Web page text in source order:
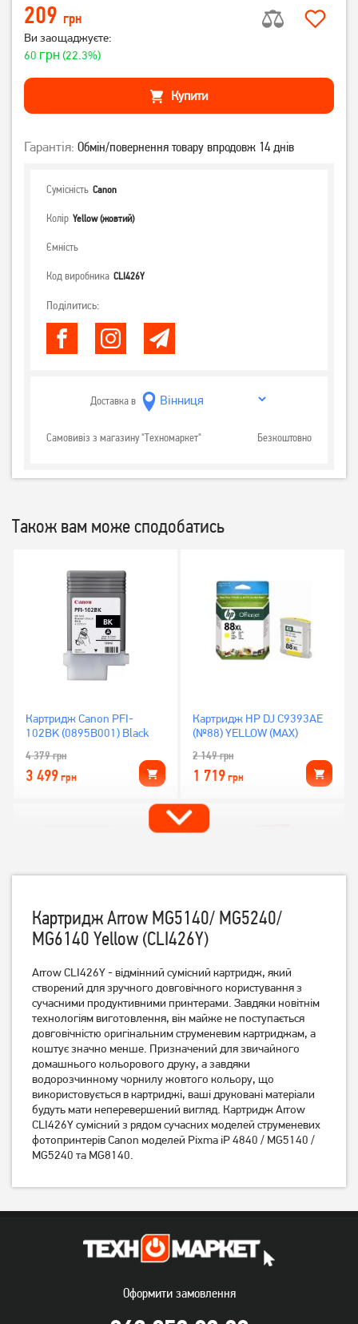
209 грн
Ви заощаджуєте:
60 грн(22.3%)
Купити
Гарантія: Обмін/повернення товару впродовж 14 днів
Сумісність Canon
Колір Yellow (жовтий)
Ємність
Код виробника CLI426Y
Поділитись:
Доставка в
Самовивіз з магазину "Техномаркет" Безкоштовно
Також вам може сподобатись
Картридж Canon PFI-
102BK (0895B001) Black
4 379грн
3 499грн
Картридж HP DJ C9393AE
(№88) YELLOW (MAX)
2 149грн
1 719грн
Картридж Canon CLI-521GY
(2937B001/2937B004)
829 грн
659грн
Картридж Canon PG-440
(5219B001)
1 129грн
899грн
(2972B001/ 2972B007/
(C13T03904A10) CI-EPS-
T03904-C-PN
Картридж Arrow MG5140/ MG5240/
MG6140 Yellow (CLI426Y)
Arrow CLI426Y - відмінний сумісний картридж, який
створений для зручного довговічного користування з
сучасними продуктивними принтерами. Завдяки новітнім
технологіям виготовлення, він майже не поступається
довговічністю оригінальним струменевим картриджам, а
коштує значно менше. Призначений для звичайного
домашнього кольорового друку, а завдяки
водорозчинному чорнилу жовтого кольору, що
використовується в картриджі, ваші друковані матеріали
будуть мати неперевершений вигляд. Картридж Arrow
CLI426Y сумісний з рядом сучасних моделей струменевих
фотопринтерів Canon моделей Pixma iP 4840 / MG5140 /
MG5240 та MG8140.
Оформити замовлення